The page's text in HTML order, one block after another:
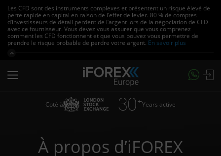
Les CFD sont des instruments complexes et présentent un risque élevé de
perte rapide en capital en raison de l’effet de levier. 80 % de comptes
d’investisseurs de détail perdent de l’argent lors de la négociation de CFD
avec ce fournisseur. Vous devez vous assurer que vous comprenez
comment les CFD fonctionnent et que vous pouvez vous permettre de
prendre le risque probable de perdre votre argent. En savoir plus
Coté à Years active
À propos d’iFOREX